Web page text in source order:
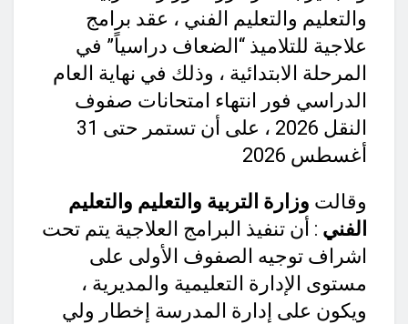
والتعليم والتعليم الفني ، عقد برامج
علاجية للتلاميذ “الضعاف دراسياً” في
المرحلة الابتدائية ، وذلك في نهاية العام
الدراسي فور انتهاء امتحانات صفوف
النقل 2026 ، على أن تستمر حتى 31
أغسطس 2026
وقالت وزارة التربية والتعليم والتعليم
الفني : أن تنفيذ البرامج العلاجية يتم تحت
اشراف توجيه الصفوف الأولى على
مستوى الإدارة التعليمية والمديرية ،
ويكون على إدارة المدرسة إخطار ولي